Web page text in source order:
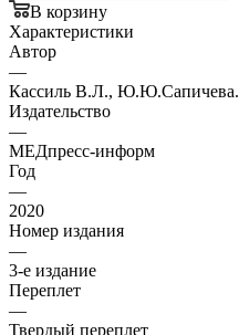
В корзину
Характеристики
Автор
—
Кассиль В.Л., Ю.Ю.Сапичева.
Издательство
—
МЕДпресс-информ
Год
—
2020
Номер издания
—
3-е издание
Переплет
—
Твердый переплет